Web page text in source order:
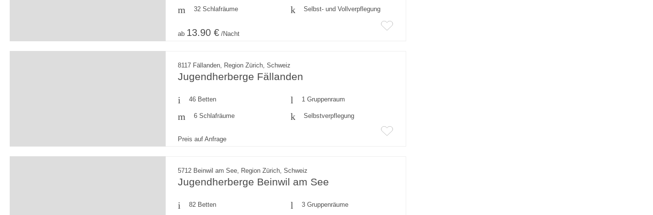
32 Schlafräume Selbst- und Vollverpflegung
ab 13.90 € /Nacht
8117 Fällanden, Region Zürich, Schweiz
Jugendherberge Fällanden
46 Betten 1 Gruppenraum
6 Schlafräume Selbstverpflegung
Preis auf Anfrage
5712 Beinwil am See, Region Zürich, Schweiz
Jugendherberge Beinwil am See
82 Betten 3 Gruppenräume